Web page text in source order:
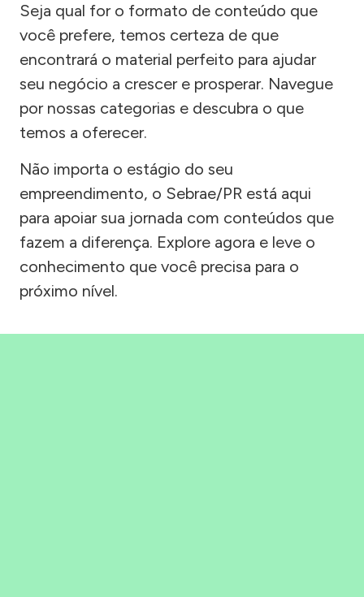
Seja qual for o formato de conteúdo que
você prefere, temos certeza de que
encontrará o material perfeito para ajudar
seu negócio a crescer e prosperar. Navegue
por nossas categorias e descubra o que
temos a oferecer.
Não importa o estágio do seu
empreendimento, o Sebrae/PR está aqui
para apoiar sua jornada com conteúdos que
fazem a diferença. Explore agora e leve o
conhecimento que você precisa para o
próximo nível.